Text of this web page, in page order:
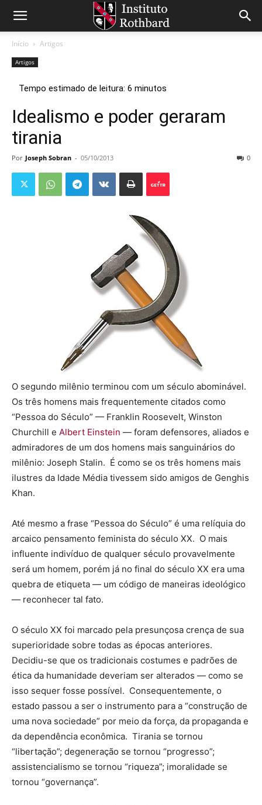
Início Artigos
Artigos
Idealismo e poder geraram
tirania
Por Joseph Sobran - 05/10/2013 0
O segundo milênio terminou com um século abominável.
Os três homens mais frequentemente citados como
“Pessoa do Século” — Franklin Roosevelt, Winston
Churchill e Albert Einstein — foram defensores, aliados e
admiradores de um dos homens mais sanguinários do
milênio: Joseph Stalin. É como se os três homens mais
ilustres da Idade Média tivessem sido amigos de Genghis
Khan.
Até mesmo a frase “Pessoa do Século” é uma relíquia do
arcaico pensamento feminista do século XX. O mais
influente indivíduo de qualquer século provavelmente
será um homem, porém já no final do século XX era uma
quebra de etiqueta — um código de maneiras ideológico
— reconhecer tal fato.
O século XX foi marcado pela presunçosa crença de sua
superioridade sobre todas as épocas anteriores.
Decidiu-se que os tradicionais costumes e padrões de
ética da humanidade deveriam ser alterados — como se
isso sequer fosse possível. Consequentemente, o
estado passou a ser o instrumento para a “construção de
uma nova sociedade” por meio da força, da propaganda e
da dependência econômica. Tirania se tornou
“libertação”; degeneração se tornou “progresso”;
assistencialismo se tornou “riqueza”; imoralidade se
tornou “governança”.